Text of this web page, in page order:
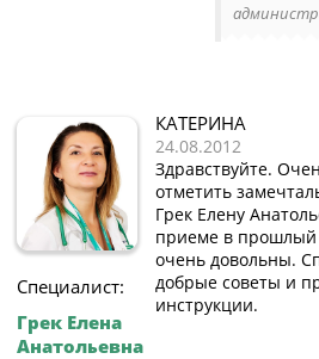
Специалист:
Грек Елена
Анатольевна
КАТЕРИНА
24.08.2012
Здравствуйте.
отметить
Грек Елену
приеме в прошлый
очень довольны.
добрые советы и
инструкции.